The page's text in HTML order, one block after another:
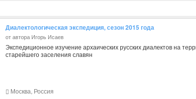
Диалектологическая экспедиция, сезон 2015 года
от автора Игорь Исаев
Экспедиционное изучение архаических русских диалектов на
старейшего заселения славян
Москва, Россия